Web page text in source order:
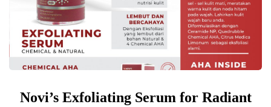
Novi’s Exfoliating Serum for Radiant